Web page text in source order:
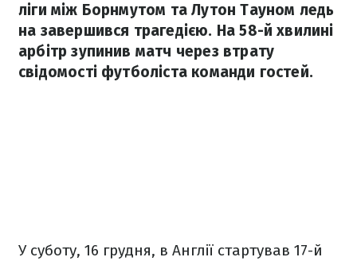
ліги між Борнмутом та Лутон Тауном ледь
на завершився трагедією. На 58-й хвилині
арбітр зупинив матч через втрату
свідомості футболіста команди гостей.
У суботу, 16 грудня, в Англії стартував 17-й